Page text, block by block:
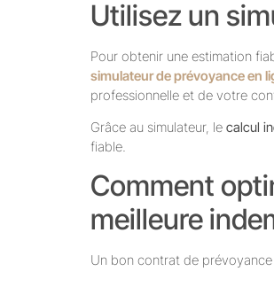
Utilisez un
Pour obtenir une estimation
simulateur de prévoyance en
professionnelle et de votre
Grâce au simulateur, le calcul
fiable.
Comment
meilleure
Un bon contrat de